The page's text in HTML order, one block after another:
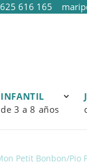
625 616 165
INFANTIL
de 3 a 8 años
Petit Bonbon/Pio